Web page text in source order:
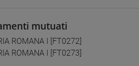
mutuati
ROMANA I [FT0272]
ROMANA I [FT0273]